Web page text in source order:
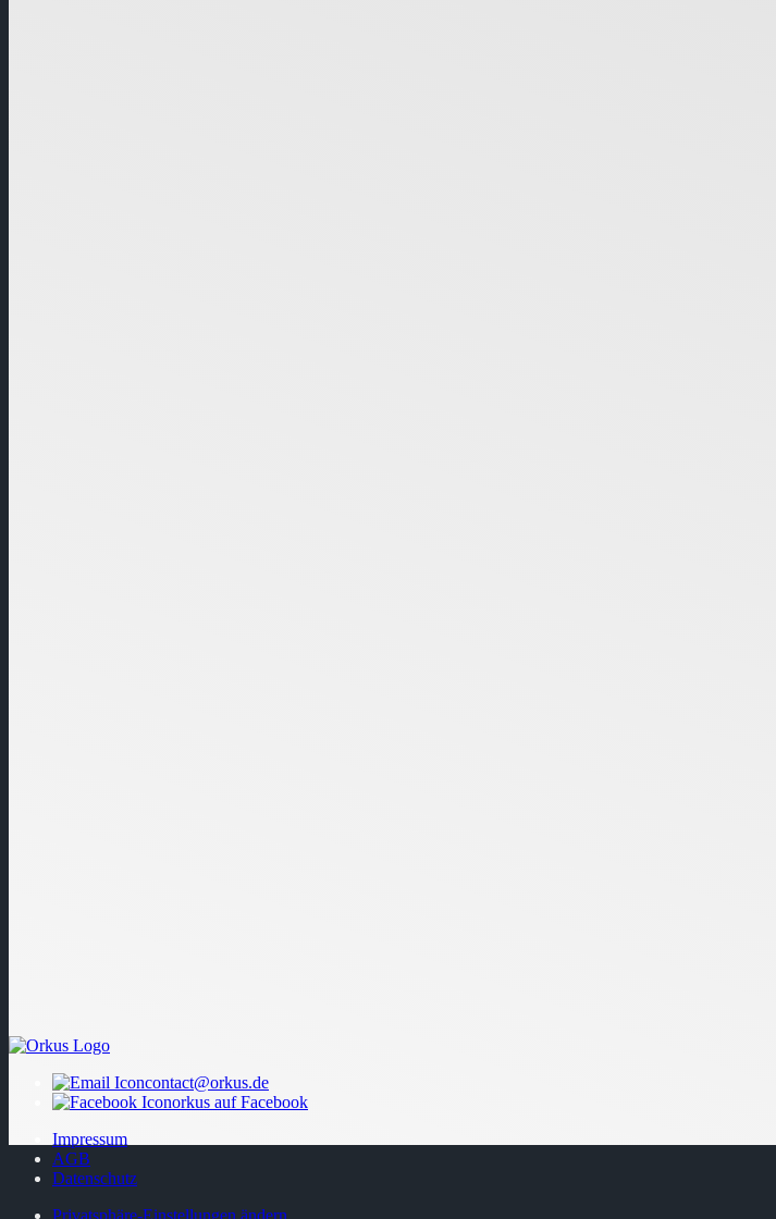
contact@orkus.de
orkus auf Facebook
Impressum
AGB
Datenschutz
Privatsphäre-Einstellungen ändern